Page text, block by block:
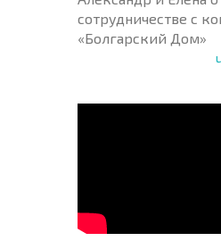
сотрудничестве с
«Болгарский Дом»